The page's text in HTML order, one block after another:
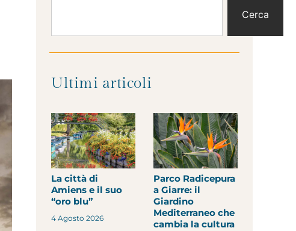
Cerca
Ultimi articoli
La città di
Amiens e il suo
“oro blu”
4 Agosto 2026
Parco Radicepura
a Giarre: il
Giardino
Mediterraneo che
cambia la cultura